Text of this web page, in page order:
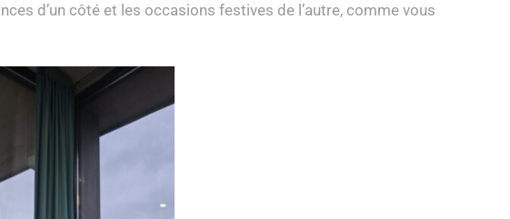
d’un côté et les occasions festives de l’autre, comme vous